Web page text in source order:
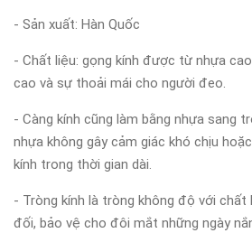
- Sản xuất: Hàn Quốc
- Chất liệu: gọng kính được từ nhựa
cao và sự thoải mái cho người đeo.
- Càng kính cũng làm bằng nhựa sang
nhựa không gây cảm giác khó chịu
kính trong thời gian dài.
- Tròng kính là tròng không độ với
đối, bảo vệ cho đôi mắt những ngày